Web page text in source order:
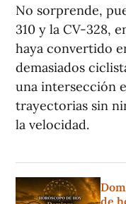
No sorprende,
310 y la CV-328,
haya convertido
demasiados
una intersección
trayectorias sin
la velocidad.
de